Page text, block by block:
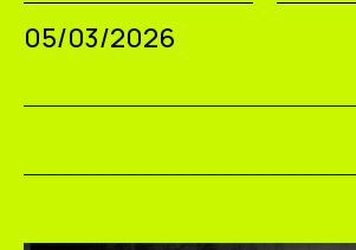
05/03/2026